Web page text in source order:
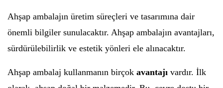
Ahşap ambalajın üretim süreçleri ve tasarımına dair
önemli bilgiler sunulacaktır. Ahşap ambalajın avantajları,
sürdürülebilirlik ve estetik yönleri ele alınacaktır.
Ahşap ambalaj kullanmanın birçok avantajı vardır. İlk